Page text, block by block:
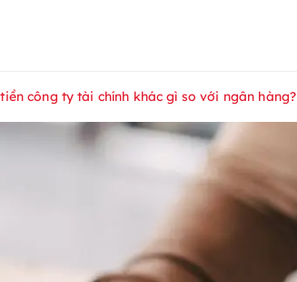
công ty tài chính khác gì so với ngân hàng?